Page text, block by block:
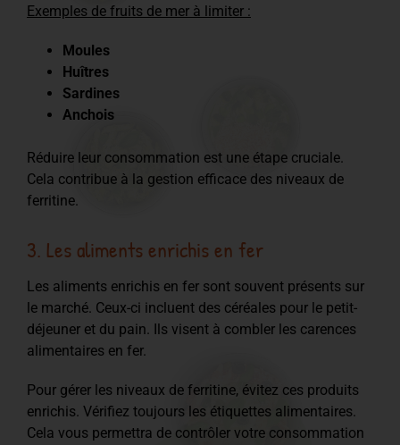
Exemples de fruits de mer à limiter :
Moules
Huîtres
Sardines
Anchois
Réduire leur consommation est une étape cruciale.
Cela contribue à la gestion efficace des niveaux de
ferritine.
3. Les aliments enrichis en fer
Les aliments enrichis en fer sont souvent présents sur
le marché. Ceux-ci incluent des céréales pour le petit-
déjeuner et du pain. Ils visent à combler les carences
alimentaires en fer.
Pour gérer les niveaux de ferritine, évitez ces produits
enrichis. Vérifiez toujours les étiquettes alimentaires.
Cela vous permettra de contrôler votre consommation